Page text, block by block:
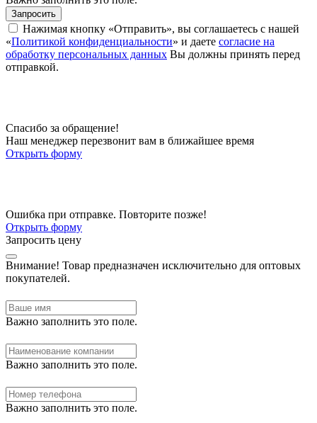
Запросить
Нажимая кнопку «Отправить», вы соглашаетесь с нашей
«Политикой конфиденциальности» и даете согласие на
обработку персональных данных Вы должны принять перед
отправкой.
Спасибо за обращение!
Наш менеджер перезвонит вам в ближайшее время
Открыть форму
Ошибка при отправке. Повторите позже!
Открыть форму
Запросить цену
Внимание! Товар предназначен исключительно для оптовых
покупателей.
Важно заполнить это поле.
Важно заполнить это поле.
Важно заполнить это поле.